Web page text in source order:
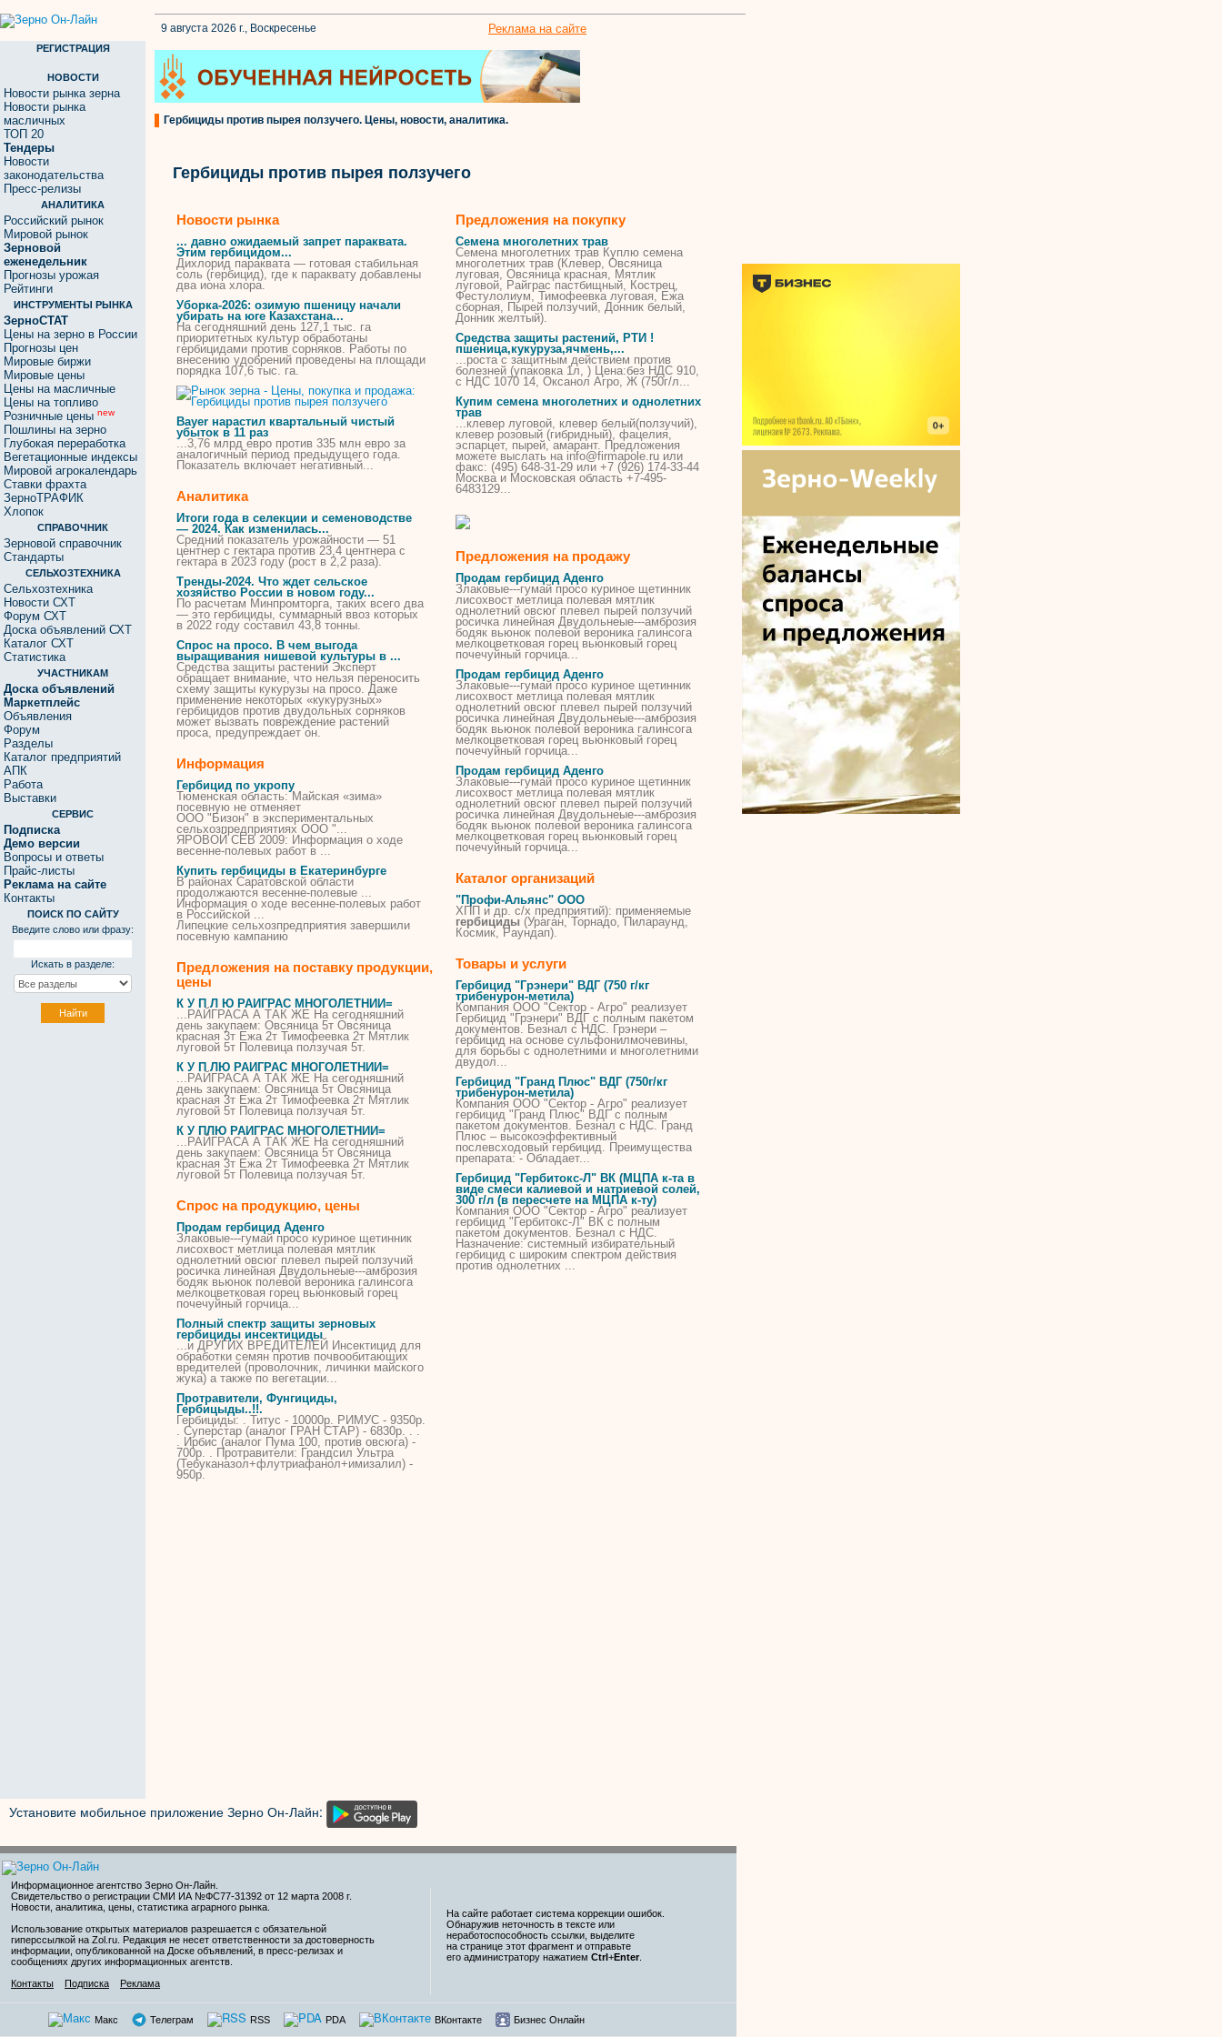
9 августа 2026 г., Воскресенье Реклама на сайте
РЕГИСТРАЦИЯ
НОВОСТИ
Новости рынка зерна
Новости рынка
масличных
ТОП 20
Тендеры
Новости
законодательства
Пресс-релизы
АНАЛИТИКА
Российский рынок
Мировой рынок
Зерновой
еженедельник
Прогнозы урожая
Рейтинги
ИНСТРУМЕНТЫ РЫНКА
ЗерноСТАТ
Цены на зерно в России
Прогнозы цен
Мировые биржи
Мировые цены
Цены на масличные
Цены на топливо
Розничные цены new
Пошлины на зерно
Глубокая переработка
Вегетационные индексы
Мировой агрокалендарь
Ставки фрахта
ЗерноТРАФИК
Хлопок
СПРАВОЧНИК
Зерновой справочник
Стандарты
СЕЛЬХОЗТЕХНИКА
Сельхозтехника
Новости СХТ
Форум СХТ
Доска объявлений СХТ
Каталог СХТ
Статистика
УЧАСТНИКАМ
Доска объявлений
Маркетплейс
Объявления
Форум
Разделы
Каталог предприятий
АПК
Работа
Выставки
СЕРВИС
Подписка
Демо версии
Вопросы и ответы
Прайс-листы
Реклама на сайте
Контакты
ПОИСК ПО САЙТУ
Введите слово или фразу:
Искать в разделе:
Гербициды против пырея ползучего. Цены, новости, аналитика.
Гербициды против пырея ползучего
Новости рынка
... давно ожидаемый запрет параквата.
Этим гербицидом...
Дихлорид параквата — готовая стабильная
соль (гербицид), где к параквату добавлены
два иона хлора.
Уборка-2026: озимую пшеницу начали
убирать на юге Казахстана...
На сегодняшний день 127,1 тыс. га
приоритетных культур обработаны
гербицидами противсорняков. Работы по
внесению удобрений проведены на площади
порядка 107,6 тыс. га.
Bayer нарастил квартальный чистый
убыток в 11 раз
...3,76 млрд евро против 335 млн евро за
аналогичный период предыдущего года.
Показатель включает негативный...
Аналитика
Итоги года в селекции и семеноводстве
— 2024. Как изменилась...
Средний показатель урожайности — 51
центнер с гектара против 23,4 центнера с
гектара в 2023 году (рост в 2,2 раза).
Тренды-2024. Что ждет сельское
хозяйство России в новом году...
По расчетам Минпромторга, таких всего два
— это гербициды, суммарный ввоз которых
в 2022 году составил 43,8 тонны.
Спрос на просо. В чем выгода
выращивания нишевой культуры в ...
Средства защиты растений Эксперт
обращает внимание, что нельзя переносить
схему защиты кукурузы на просо. Даже
применение некоторых «кукурузных»
гербицидов против двудольных сорняков
может вызвать повреждение растений
проса, предупреждает он.
Информация
Гербицид по укропу
Тюменская область: Майская «зима»
посевную не отменяет
ООО "Бизон" в экспериментальных
сельхозпредприятиях ООО "...
ЯРОВОЙ СЕВ 2009: Информация о ходе
весенне-полевых работ в ...
Купить гербициды в Екатеринбурге
Врайонах Саратовской области
продолжаются весенне-полевые ...
Информация о ходе весенне-полевых работ
в Российской ...
Липецкие сельхозпредприятия завершили
посевную кампанию
Предложения на поставку продукции,
цены
К У П Л Ю РАЙГРАС МНОГОЛЕТНИЙ=
...РАЙГРАСА А ТАК ЖЕ На сегодняшний
день закупаем: Овсяница 5т Овсяница
красная 3т Ежа 2т Тимофеевка 2т Мятлик
луговой 5т Полевица ползучая 5т.
К У П ЛЮ РАЙГРАС МНОГОЛЕТНИЙ=
...РАЙГРАСА А ТАК ЖЕ На сегодняшний
день закупаем: Овсяница 5т Овсяница
красная 3т Ежа 2т Тимофеевка 2т Мятлик
луговой 5т Полевица ползучая 5т.
К У ПЛЮ РАЙГРАС МНОГОЛЕТНИЙ=
...РАЙГРАСА А ТАК ЖЕ На сегодняшний
день закупаем: Овсяница 5т Овсяница
красная 3т Ежа 2т Тимофеевка 2т Мятлик
луговой 5т Полевица ползучая 5т.
Спрос на продукцию, цены
Продам гербицид Аденго
Злаковые---гумай просо куриное щетинник
лисохвост метлица полевая мятлик
однолетний овсюг плевел пырей ползучий
росичка линейная Двудольнеые---амброзия
бодяк вьюнок полевой вероника галинсога
мелкоцветковая горец вьюнковый горец
почечуйный горчица...
Полный спектр защиты зерновых
гербициды инсектициды
...и ДРУГИХ ВРЕДИТЕЛЕЙ Инсектицид для
обработки семянпротив почвообитающих
вредителей (проволочник, личинки майского
жука) а также по вегетации...
Протравители, Фунгициды,
Гербицыды..!!.
Гербициды: . Титус - 10000р. РИМУС - 9350р.
. Суперстар (аналог ГРАН СТАР) - 6830р. . .
. Ирбис (аналог Пума 100, против овсюга) -
700р. . Протравители: Грандсил Ультра
(Тебуканазол+флутриафанол+имизалил) -
950р.
Предложения на покупку
Семена многолетних трав
Семена многолетних трав Куплю семена
многолетних трав (Клевер, Овсяница
луговая, Овсяница красная, Мятлик
луговой, Райграс пастбищный, Кострец,
Фестулолиум, Тимофеевка луговая, Ежа
сборная, Пырей ползучий, Донник белый,
Донник желтый).
Средства защиты растений, РТИ !
пшеница,кукуруза,ячмень,...
...роста с защитным действием против
болезней (упаковка 1л, ) Цена:без НДС 910,
с НДС 1070 14, Оксанол Агро, Ж (750г/л...
Купим семена многолетних и однолетних
трав
...клевер луговой, клевер белый(ползучий),
клевер розовый (гибридный), фацелия,
эспарцет, пырей, амарант. Предложения
можете выслать на info@firmapole.ru или
факс: (495) 648-31-29 или +7 (926) 174-33-44
Москва и Московская область +7-495-
6483129...
Предложения на продажу
Продам гербицид Аденго
Злаковые---гумай просо куриное щетинник
лисохвост метлица полевая мятлик
однолетний овсюг плевел пырей ползучий
росичка линейная Двудольнеые---амброзия
бодяк вьюнок полевой вероника галинсога
мелкоцветковая горец вьюнковый горец
почечуйный горчица...
Продам гербицид Аденго
Злаковые---гумай просо куриное щетинник
лисохвост метлица полевая мятлик
однолетний овсюг плевел пырей ползучий
росичка линейная Двудольнеые---амброзия
бодяк вьюнок полевой вероника галинсога
мелкоцветковая горец вьюнковый горец
почечуйный горчица...
Продам гербицид Аденго
Злаковые---гумай просо куриное щетинник
лисохвост метлица полевая мятлик
однолетний овсюг плевел пырей ползучий
росичка линейная Двудольнеые---амброзия
бодяк вьюнок полевой вероника галинсога
мелкоцветковая горец вьюнковый горец
почечуйный горчица...
Каталог организаций
"Профи-Альянс" ООО
ХПП и др. с/х предприятий): применяемые
гербициды (Ураган, Торнадо, Пилараунд,
Космик, Раундап).
Товары и услуги
Гербицид "Грэнери" ВДГ (750 г/кг
трибенурон-метила)
Компания ООО "Сектор - Агро" реализует
Гербицид "Грэнери" ВДГ с полным пакетом
документов. Безнал с НДС. Грэнери –
гербицид на основе сульфонилмочевины,
для борьбы с однолетними и многолетними
двудол...
Гербицид "Гранд Плюс" ВДГ (750г/кг
трибенурон-метила)
Компания ООО "Сектор - Агро" реализует
гербицид "Гранд Плюс" ВДГ с полным
пакетом документов. Безнал с НДС. Гранд
Плюс – высокоэффективный
послевсходовый гербицид. Преимущества
препарата: - Обладает...
Гербицид "Гербитокс-Л" ВК (МЦПА к-та в
виде смеси калиевой и натриевой солей,
300 г/л (в пересчете на МЦПА к-ту)
Компания ООО "Сектор - Агро" реализует
гербицид "Гербитокс-Л" ВК с полным
пакетом документов. Безнал с НДС.
Назначение: системный избирательный
гербицид с широким спектром действия
против однолетних ...
Установите мобильное приложение Зерно Он-Лайн:
Информационное агентство Зерно Он-Лайн
Свидетельство о регистрации СМИ ИА №ФС77-31392 от 12 марта 2008 г.
Новости, аналитика, цены, статистика аграрного рынка.
Использование открытых материалов разрешается с обязательной
гиперссылкой на Zol.ru. Редакция не несет ответственности за достоверность
информации, опубликованной на Доске объявлений, в пресс-релизах и
сообщениях других информационных агентств.
Контакты
Подписка Реклама
На сайте работает система коррекции ошибок.
Обнаружив неточность в тексте или
неработоспособность ссылки, выделите
на странице этот фрагмент и отправьте
его администратору нажатием Ctrl+Enter
Макс Телеграм RSS PDA ВКонтакте Бизнес Онлайн